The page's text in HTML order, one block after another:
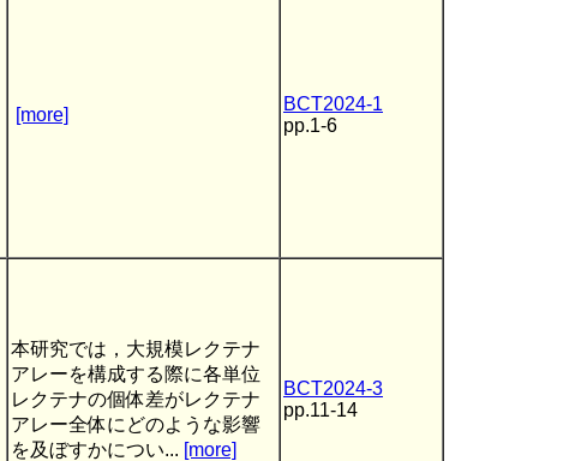
[more]
BCT2024-1
pp.1-6
本研究では，大規模レクテナ
アレーを構成する際に各単位
レクテナの個体差がレクテナ
アレー全体にどのような影響
を及ぼすかについ... [more]
BCT2024-3
pp.11-14